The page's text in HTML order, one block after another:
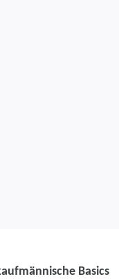
Basics